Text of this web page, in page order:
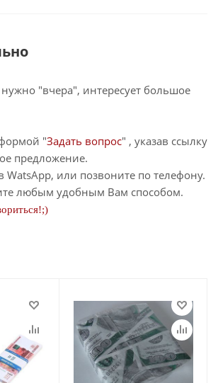
"вчера", интересует большое
"Задать вопрос" , указав ссылку
предложение.
или позвоните по телефону.
любым удобным Вам способом.